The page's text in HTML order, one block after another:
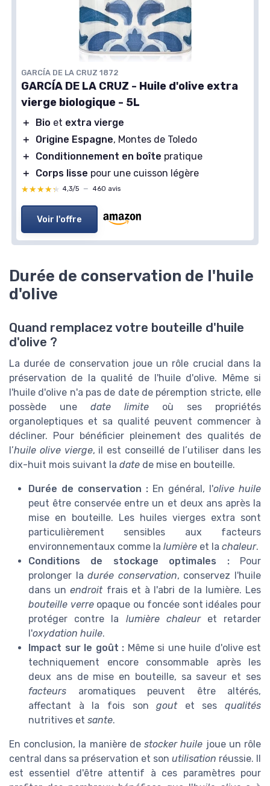
GARCÍA DE LA CRUZ 1872
GARCÍA DE LA CRUZ - Huile d'olive extra
vierge biologique - 5L
＋ Bio et extra vierge
＋
Origine Espagne, Montes de Toledo
＋
Conditionnement en boîte pratique
＋
Corps lisse pour une cuisson légère
★★★★★
★★★★★ 4,3/5 — 460 avis
Voir l'offre
Durée de conservation de l'huile
d'olive
Quand remplacez votre bouteille d'huile
d'olive ?
La durée de conservation joue un rôle crucial dans la
préservation de la qualité de l'huile d'olive. Même si
l'huile d'olive n'a pas de date de péremption stricte, elle
possède une date limite où ses propriétés
organoleptiques et sa qualité peuvent commencer à
décliner. Pour bénéficier pleinement des qualités de
l’huile olive vierge, il est conseillé de l’utiliser dans les
dix-huit mois suivant la date de mise en bouteille.
Durée de conservation : En général, l'olive huile
peut être conservée entre un et deux ans après la
mise en bouteille. Les huiles vierges extra sont
particulièrement sensibles aux facteurs
environnementaux comme la lumière et la chaleur.
Conditions de stockage optimales :Pour
prolonger ladurée conservation, conservez l'huile
dans unendroitfrais et à l'abri de la lumière. Les
bouteille verreopaque ou foncée sont idéales pour
protéger contre la lumière chaleuret retarder
l'oxydation huile.
Impact sur le goût : Même si une huile d'olive est
techniquement encore consommable après les
deux ans de mise en bouteille, sa saveur et ses
facteurs aromatiques peuvent être altérés,
affectant à la fois songoutet ses qualités
nutritives et sante.
En conclusion, la manière destocker huile joue un rôle
central dans sa préservation et son utilisation réussie. Il
est essentiel d'être attentif à ces paramètres pour